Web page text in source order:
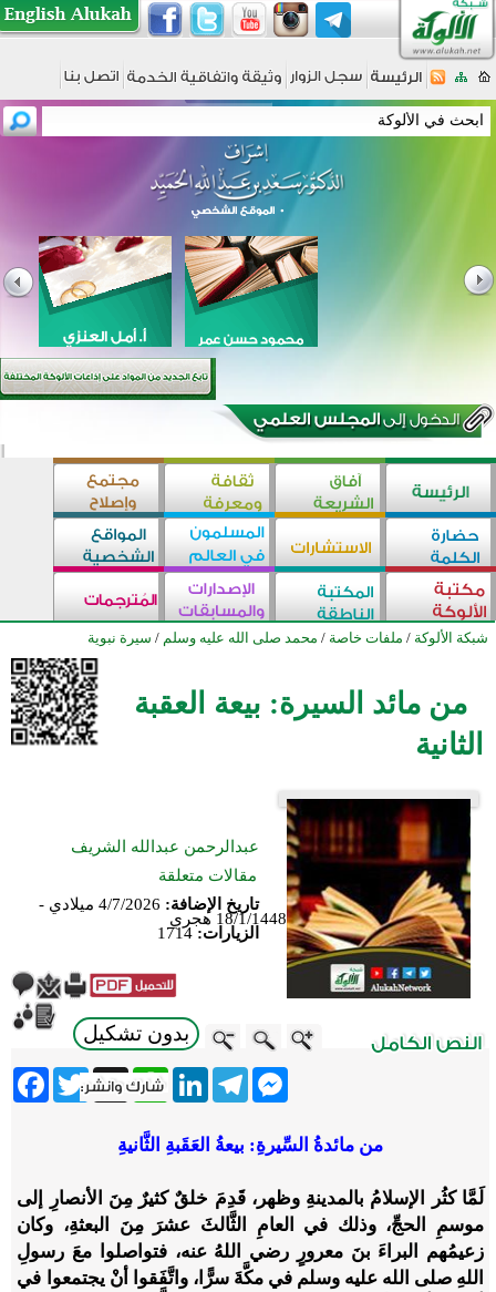
شبكة الألوكة / ملفات خاصة / محمد صلى الله عليه وسلم / سيرة نبوية
من مائد السيرة: بيعة العقبة
الثانية
عبدالرحمن عبدالله الشريف
مقالات متعلقة
تاريخ الإضافة:
4/7/2026 ميلادي -
18/1/1448 هجري
الزيارات: 1714
بدون تشكيل
Twitter X
WhatsApp
LinkedInTelegram
Messenger
من مائدةُ السِّيرةِ: بيعةُ العَقَبةِ الثَّانيةِ
لَمَّا كثُر الإسلامُ بالمدينةِ وظهر، قَدِمَ خلقٌ كثيرٌ مِنَ الأنصارِ إلى
موسمِ الحجِّ، وذلك في العامِ الثَّالثَ عشرَ مِنَ البعثةِ، وكان
زعيمُهم البراءَ بنَ معرورٍ رضي اللهُ عنه، فتواصلوا معَ رسولِ
اللهِ صلى الله عليه وسلم في مكَّةَ سرًّا، واتَّفَقوا أنْ يجتمعوا في